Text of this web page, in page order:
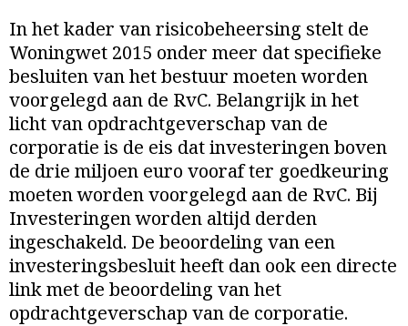
In het kader van risicobeheersing stelt de
Woningwet 2015 onder meer dat specifieke
besluiten van het bestuur moeten worden
voorgelegd aan de RvC. Belangrijk in het
licht van opdrachtgeverschap van de
corporatie is de eis dat investeringen boven
de drie miljoen euro vooraf ter goedkeuring
moeten worden voorgelegd aan de RvC. Bij
Investeringen worden altijd derden
ingeschakeld. De beoordeling van een
investeringsbesluit heeft dan ook een directe
link met de beoordeling van het
opdrachtgeverschap van de corporatie.